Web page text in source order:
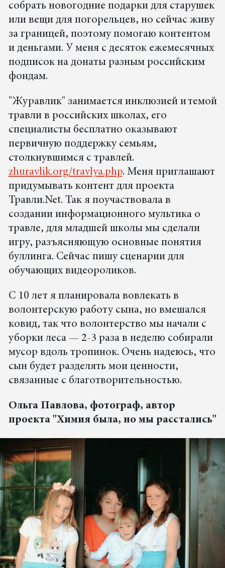
собрать новогодние подарки для старушек
или вещи для погорельцев, но сейчас живу
за границей, поэтому помогаю контентом
и деньгами. У меня с десяток ежемесячных
подписок на донаты разным российским
фондам.
"Журавлик" занимается инклюзией и темой
травли в российских школах, его
специалисты бесплатно оказывают
первичную поддержку семьям,
столкнувшимся с травлей.
zhuravlik.org/travlya.php. Меня приглашают
придумывать контент для проекта
Травли.Net. Так я поучаствовала в
создании информационного мультика о
травле, для младшей школы мы сделали
игру, разъясняющую основные понятия
буллинга. Сейчас пишу сценарии для
обучающих видеороликов.
С 10 лет я планировала вовлекать в
волонтерскую работу сына, но вмешался
ковид, так что волонтерство мы начали с
уборки леса — 2-3 раза в неделю собирали
мусор вдоль тропинок. Очень надеюсь, что
сын будет разделять мои ценности,
связанные с благотворительностью.
Ольга Павлова, фотограф, автор
проекта "Химия была, но мы расстались"